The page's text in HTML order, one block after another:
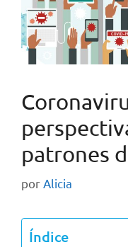
patrones
porAlicia
Índice